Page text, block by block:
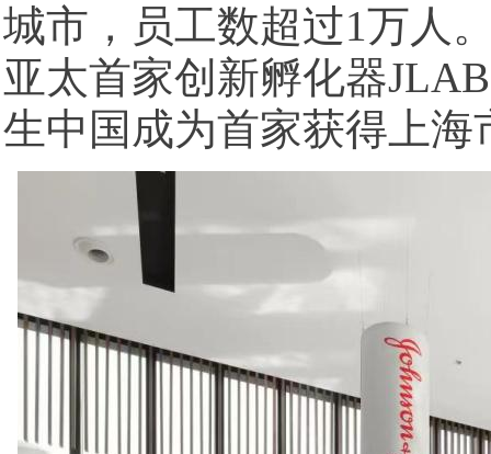
城市，员工数超过1万人
亚太首家创新孵化器
生中国成为首家获得上